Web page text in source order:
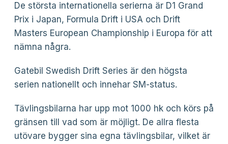
De största internationella serierna är D1 Grand
Prix i Japan, Formula Drift i USA och Drift
Masters European Championship i Europa för att
nämna några.
Gatebil Swedish Drift Series är den högsta
serien nationellt och innehar SM-status.
Tävlingsbilarna har upp mot 1000 hk och körs på
gränsen till vad som är möjligt. De allra flesta
utövare bygger sina egna tävlingsbilar, vilket är